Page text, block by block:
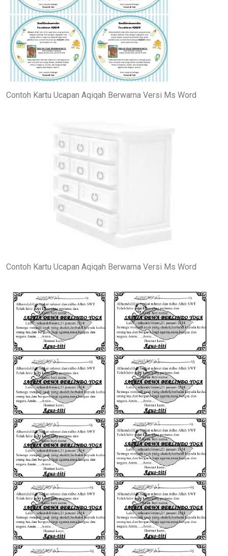
Contoh Kartu Ucapan Aqiqah Berwarna Versi Ms Word
Contoh Kartu Ucapan Aqiqah Berwarna Versi Ms Word